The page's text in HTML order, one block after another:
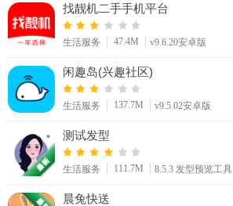
找靓机二手手机平台
生活服务 47.4M v9.6.20安卓版
闲趣岛(兴趣社区)
生活服务 137.7M v9.5.02安卓版
测试发型
生活服务 111.7M 8.5.3 发型预览工具
晨兔快送